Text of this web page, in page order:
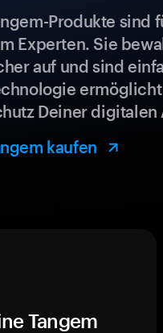
Produkte sind
Experten. Sie
auf und sind
Deiner digitalen
kaufen
Tangem